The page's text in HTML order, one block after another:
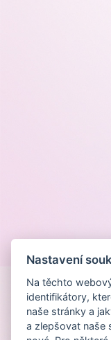
Nastavení
Na těchto
identifikátory,
naše stránky a
a zlepšovat naše